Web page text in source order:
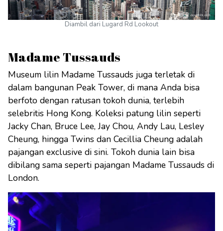
Diambil dari Lugard Rd Lookout
Madame Tussauds
Museum lilin Madame Tussauds juga terletak di
dalam bangunan Peak Tower, di mana Anda bisa
berfoto dengan ratusan tokoh dunia, terlebih
selebritis Hong Kong. Koleksi patung lilin seperti
Jacky Chan, Bruce Lee, Jay Chou, Andy Lau, Lesley
Cheung, hingga Twins dan Cecillia Cheung adalah
pajangan exclusive di sini. Tokoh dunia lain bisa
dibilang sama seperti pajangan Madame Tussauds di
London.